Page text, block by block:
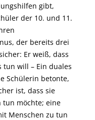
gibt,
der 10. und 11.
der bereits drei
Er weiß, dass
tun will – Ein duales
Schülerin betonte,
ist, dass sie
tun möchte; eine
Menschen zu tun